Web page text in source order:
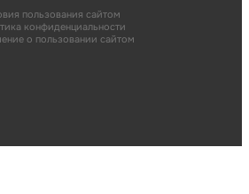
пользования сайтом
конфиденциальности
о пользовании сайтом